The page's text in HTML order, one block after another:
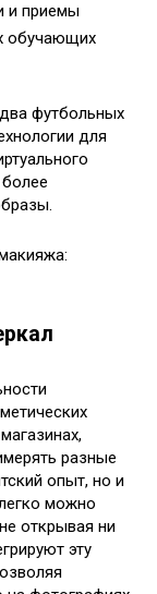
и приемы
обучающих
футбольных
для
разные
опыт, но и
можно
открывая ни
эту